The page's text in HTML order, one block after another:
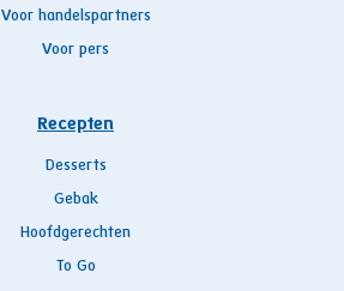
Voor handelspartners
Voor pers
Recepten
Desserts
Gebak
Hoofdgerechten
To Go